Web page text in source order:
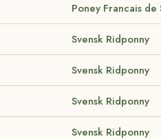
Poney Francais de
Svensk Ridponny
Svensk Ridponny
Svensk Ridponny
Svensk Ridponny